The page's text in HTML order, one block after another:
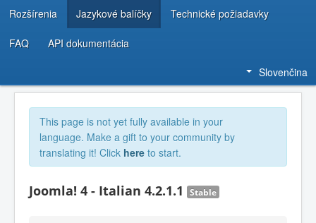
Rozšírenia Jazykové balíčky Technické požiadavky
FAQ API dokumentácia
Slovenčina
This page is not yet fully available in your
language. Make a gift to your community by
translating it! Click here to start.
Joomla! 4 - Italian 4.2.1.1 Stable